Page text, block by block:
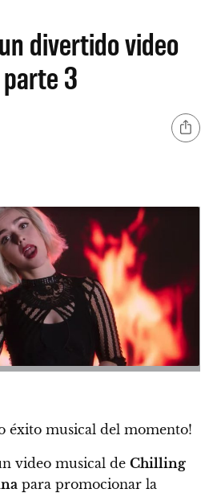
divertido video
3
éxito musical del momento!
video musical de Chilling
para promocionar la